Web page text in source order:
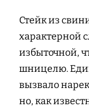
Стейк из
характерной
избыточной,
шницелю.
вызвало
но, как